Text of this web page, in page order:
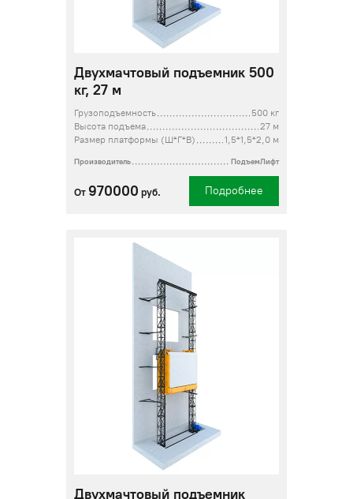
Двухмачтовый подъемник 500
кг, 27 м
Грузоподъемность
500 кг
Высота подъема
27 м
Размер платформы (Ш*Г*В)
1,5*1,5*2,0 м
Производитель ПодъемЛифт
От 970000 руб. Подробнее
Двухмачтовый подъемник